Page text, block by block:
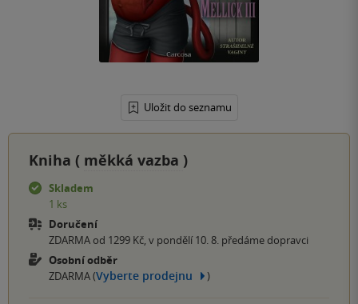
Uložit do seznamu
Kniha ( měkká vazba )
Skladem
1 ks
Doručení
ZDARMA od 1299 Kč, v pondělí 10. 8. předáme dopravci
Osobní odběr
ZDARMA (Vyberte prodejnu )